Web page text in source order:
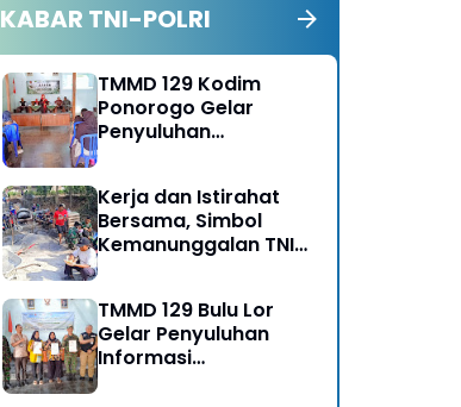
Tanggungjawab
KABAR TNI-POLRI
TMMD 129 Kodim
Ponorogo Gelar
Penyuluhan
Kerja dan Istirahat
Bersama, Simbol
Kemanunggalan TNI
TMMD 129 Bulu Lor
Gelar Penyuluhan
Informasi